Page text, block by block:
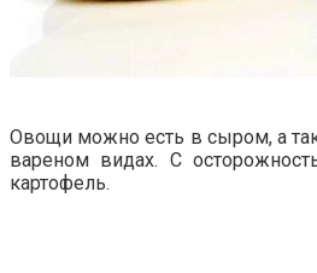
Овощи можно есть в сыром, а
вареном видах. С
картофель.